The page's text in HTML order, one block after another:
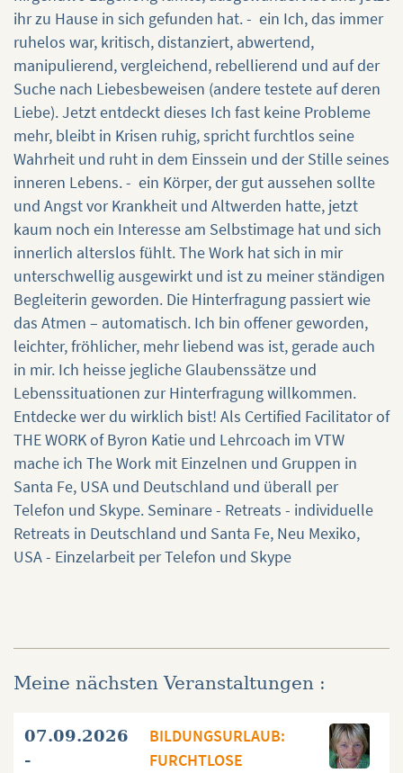
ihr zu Hause in sich gefunden hat. - ein Ich, das immer
ruhelos war, kritisch, distanziert, abwertend,
manipulierend, vergleichend, rebellierend und auf der
Suche nach Liebesbeweisen (andere testete auf deren
Liebe). Jetzt entdeckt dieses Ich fast keine Probleme
mehr, bleibt in Krisen ruhig, spricht furchtlos seine
Wahrheit und ruht in dem Einssein und der Stille seines
inneren Lebens. - ein Körper, der gut aussehen sollte
und Angst vor Krankheit und Altwerden hatte, jetzt
kaum noch ein Interesse am Selbstimage hat und sich
innerlich alterslos fühlt. The Work hat sich in mir
unterschwellig ausgewirkt und ist zu meiner ständigen
Begleiterin geworden. Die Hinterfragung passiert wie
das Atmen – automatisch. Ich bin offener geworden,
leichter, fröhlicher, mehr liebend was ist, gerade auch
in mir. Ich heisse jegliche Glaubenssätze und
Lebenssituationen zur Hinterfragung willkommen.
Entdecke wer du wirklich bist! Als Certified Facilitator of
THE WORK of Byron Katie und Lehrcoach im VTW
mache ich The Work mit Einzelnen und Gruppen in
Santa Fe, USA und Deutschland und überall per
Telefon und Skype. Seminare - Retreats - individuelle
Retreats in Deutschland und Santa Fe, Neu Mexiko,
USA - Einzelarbeit per Telefon und Skype
Meine nächsten Veranstaltungen :
07.09.2026
-
BILDUNGSURLAUB:
FURCHTLOSE